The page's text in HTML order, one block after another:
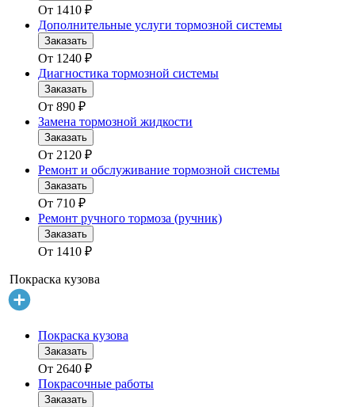
От 1410 ₽
Дополнительные услуги тормозной системы
Заказать
От 1240 ₽
Диагностика тормозной системы
Заказать
От 890 ₽
Замена тормозной жидкости
Заказать
От 2120 ₽
Ремонт и обслуживание тормозной системы
Заказать
От 710 ₽
Ремонт ручного тормоза (ручник)
Заказать
От 1410 ₽
Покраска кузова
Покраска кузова
Заказать
От 2640 ₽
Покрасочные работы
Заказать